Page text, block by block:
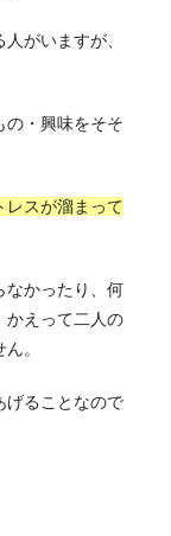
がいますが、
の・興味をそそ
レスが溜まって
なかったり、何
かえって二人の
。
げることなので